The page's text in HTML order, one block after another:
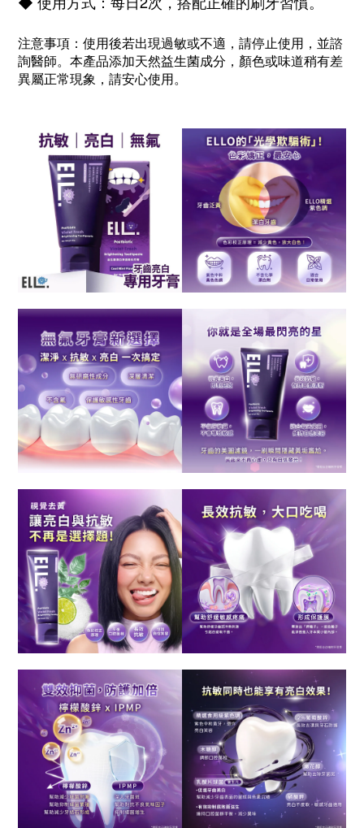
注意事項：使用後若出現過敏或不適，請停止使用，並諮
詢醫師。本產品添加天然益生菌成分，顏色或味道稍有差
異屬正常現象，請安心使用。